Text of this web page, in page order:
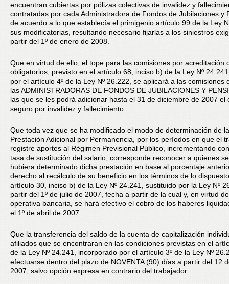
encuentran cubiertas por pólizas colectivas de invalidez y
contratadas por cada Administradora de Fondos de Jubilaciones y
de acuerdo a lo que establecía el primigenio artículo 99 de la Ley
sus modificatorias, resultando necesario fijarlas a los siniestros
partir del 1º de enero de 2008.
Que en virtud de ello, el tope para las comisiones por acreditación
obligatorios, previsto en el artículo 68, inciso b) de la Ley Nº
por el artículo 4º de la Ley Nº 26.222, se aplicará a las comisiones
las ADMINISTRADORAS DE FONDOS DE JUBILACIONES Y
las que se les podrá adicionar hasta el 31 de diciembre de 2007 el
seguro por invalidez y fallecimiento.
Que toda vez que se ha modificado el modo de determinación de la
Prestación Adicional por Permanencia, por los períodos en que el
registre aportes al Régimen Previsional Público, incrementando
tasa de sustitución del salario, corresponde reconocer a quienes
hubiera determinado dicha prestación en base al porcentaje
derecho al recálculo de su beneficio en los términos de lo
artículo 30, inciso b) de la Ley Nº 24.241, sustituido por la Ley Nº
partir del 1º de julio de 2007, fecha a partir de la cual y, en virtud
operativa bancaria, se hará efectivo el cobro de los haberes
el 1º de abril de 2007.
Que la transferencia del saldo de la cuenta de capitalización
afiliados que se encontraran en las condiciones previstas en el
de la Ley Nº 24.241, incorporado por el artículo 3º de la Ley Nº
efectuarse dentro del plazo de NOVENTA (90) días a partir del 12
2007, salvo opción expresa en contrario del trabajador.